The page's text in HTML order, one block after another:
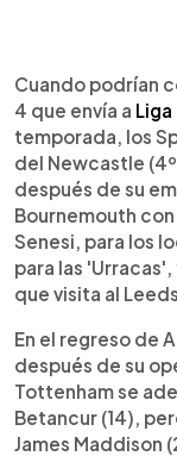
Cuando podrían
4 que envía a
temporada, los
del Newcastle
después de su
Bournemouth
Senesi, para los
para las
que visita al
En el regreso de
después de su
Tottenham se
Betancur (14),
James Maddison